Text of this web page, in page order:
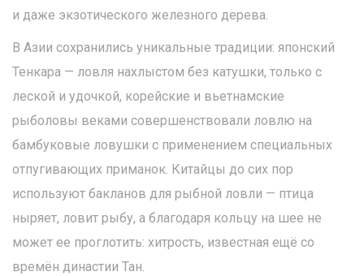
и даже экзотического железного дерева.
В Азии сохранились уникальные традиции: японский
Тенкара — ловля нахлыстом без катушки, только с
леской и удочкой, корейские и вьетнамские
рыболовы веками совершенствовали ловлю на
бамбуковые ловушки с применением специальных
отпугивающих приманок. Китайцы до сих пор
используют бакланов для рыбной ловли — птица
ныряет, ловит рыбу, а благодаря кольцу на шее не
может ее проглотить: хитрость, известная ещё со
времён династии Тан.